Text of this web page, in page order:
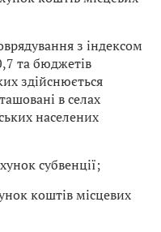
з індексом
та бюджетів
здійснюється
в селах
населених
субвенції;
коштів місцевих